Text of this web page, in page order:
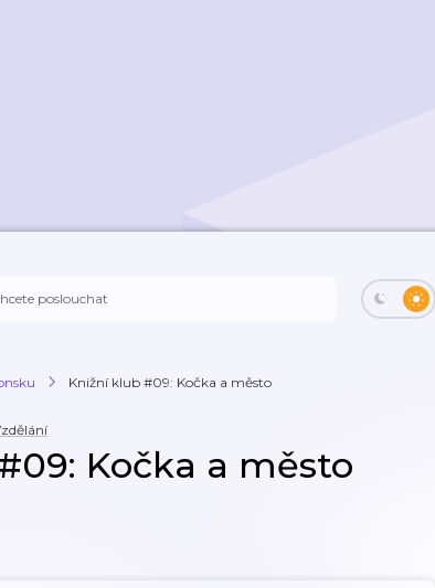
Knižní klub #09: Kočka a město
Kočka a město